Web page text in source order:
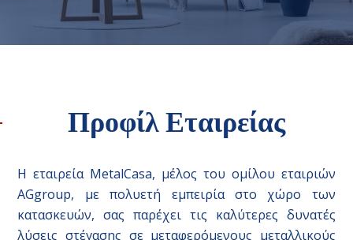
Προφίλ Εταιρείας
Η εταιρεία MetalCasa, μέλος του ομίλου εταιριών
AGgroup, με πολυετή εμπειρία στο χώρο των
κατασκευών, σας παρέχει τις καλύτερες δυνατές
λύσεις στέγασης σε μεταφερόμενους μεταλλικούς